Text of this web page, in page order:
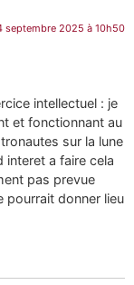
septembre 2025 à 10h50
intellectuel : je
et fonctionnant au
sur la lune
interet a faire cela
pas prevue
pourrait donner lieu